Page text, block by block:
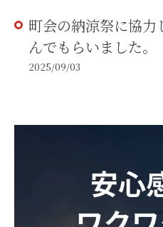
町会の納涼祭に協力
んでもらいました。
2025/09/03